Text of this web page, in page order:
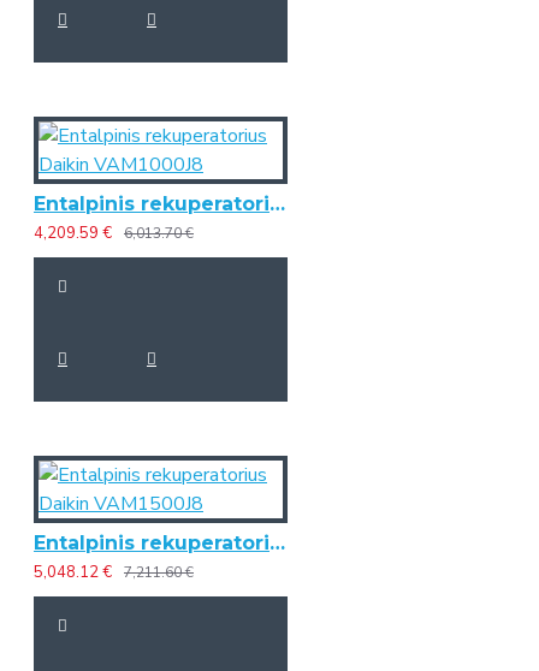
Entalpinis rekuperatorius Daikin VAM1000J8
4,209.59 € 6,013.70 €
Entalpinis rekuperatorius Daikin VAM1500J8
5,048.12 € 7,211.60 €